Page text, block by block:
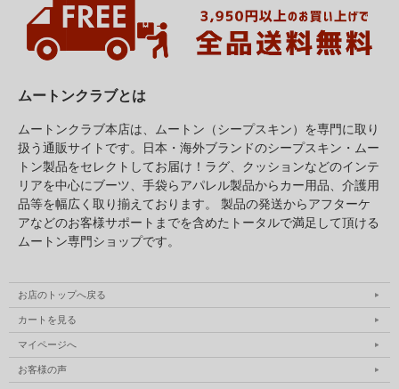
お預かりしたムートンを1点1点しっかり洗浄しま
す。※サイズ変更、クリーニング可否、修繕等が必要
な場合は事前にお伝えします。
step5
お届け
お預かり後20日前後で仕上りをお届けします。キレ
イで清潔になったムートンをご確認ください。
ムートンクラブとは
ムートンクラブ本店は、ムートン（シープスキン）を専門に取り
扱う通販サイトです。日本・海外ブランドのシープスキン・ムー
トン製品をセレクトしてお届け！ラグ、クッションなどのインテ
リアを中心にブーツ、手袋らアパレル製品からカー用品、介護用
品等を幅広く取り揃えております。 製品の発送からアフターケ
アなどのお客様サポートまでを含めたトータルで満足して頂ける
ムートン専門ショップです。
お店のトップへ戻る
カートを見る
マイページへ
お客様の声